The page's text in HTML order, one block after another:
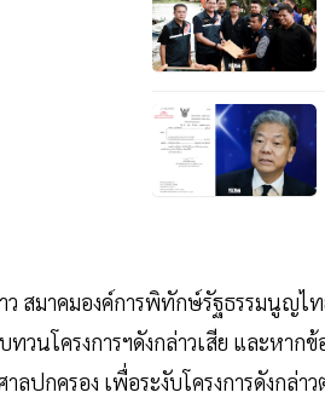
ว สมาคมองค์การพิทักษ์รัฐธรรมนูญ
ทวนโครงการฯดังกล่าวเสีย และหา
ลปกครอง เพื่อระงับโครงการดังกล่